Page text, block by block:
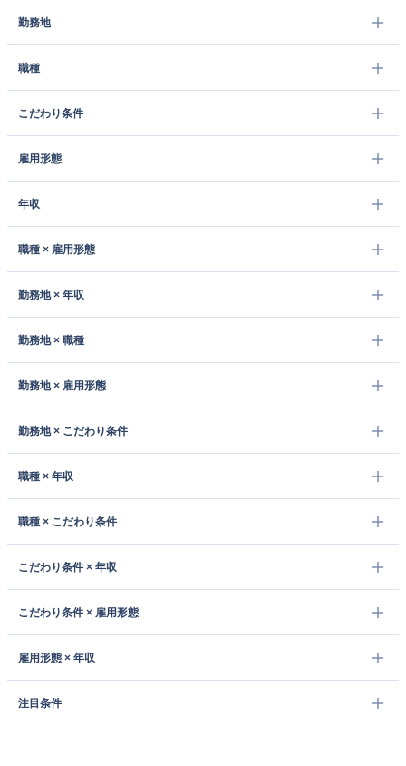
勤務地
職種
こだわり条件
雇用形態
年収
職種 × 雇用形態
勤務地 × 年収
勤務地 × 職種
勤務地 × 雇用形態
勤務地 × こだわり条件
職種 × 年収
職種 × こだわり条件
こだわり条件 × 年収
こだわり条件 × 雇用形態
雇用形態 × 年収
注目条件